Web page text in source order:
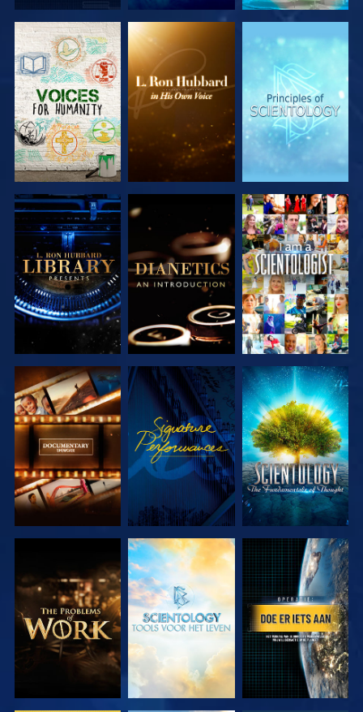
VERKEN DE
SERIE
VERKEN DE
SERIE
VERKEN DE
SERIE
VERKEN DE
SERIE
VERKEN DE
SERIE
KIJK
VERKEN DE
SERIE
KIJK
VERKEN DE
SERIE
VERKEN DE
SERIE
VERKEN DE
SERIE
KIJK